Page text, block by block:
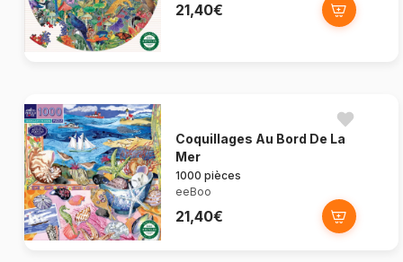
21,40€
Coquillages Au Bord De La
Mer
1000 pièces
eeBoo
21,40€